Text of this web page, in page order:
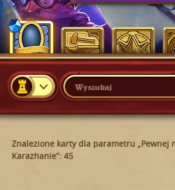
Znalezione karty dla parametru „Pewnej
Karazhanie”: 45